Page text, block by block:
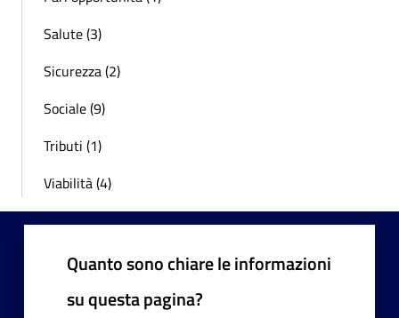
Salute (3)
Sicurezza (2)
Sociale (9)
Tributi (1)
Viabilità (4)
Quanto sono chiare le informazioni
su questa pagina?